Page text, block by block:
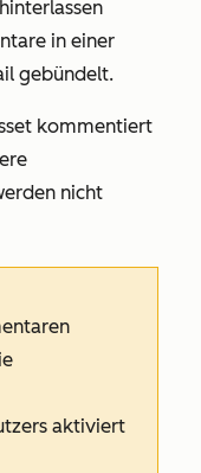
in einer
gebündelt.
kommentiert
nicht
aktiviert